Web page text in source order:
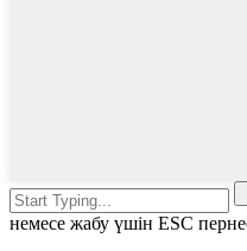
немесе жабу үшін ESC